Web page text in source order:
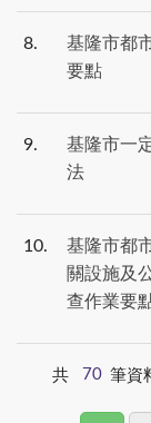
8
基隆市都
要點
9
基隆市一
法
10
基隆市都
關設施及
查作業要
共 70 筆資